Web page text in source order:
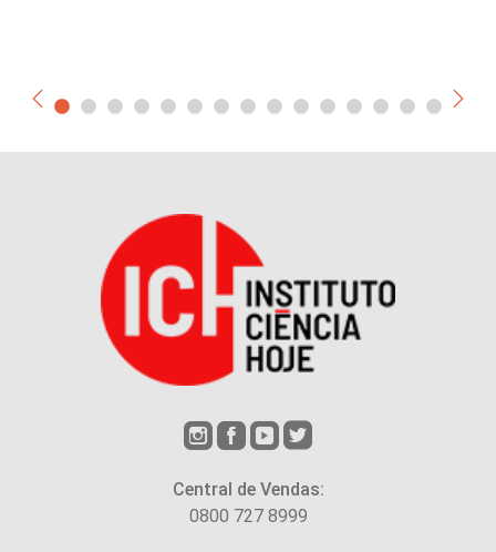
Central de Vendas:
0800 727 8999